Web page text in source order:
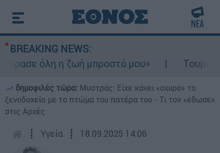
BREAKING NEWS:
όλη η ζωή μπροστά μου»
δημοφιλές τώρα: Μυστράς: Είχε κάνει «οχυρό» το
ξενοδοχείο με το πτώμα του πατέρα του - Τι τον «έδωσε»
στις Αρχές
┋ Υγεία ┋ 18.09.2025 14:06